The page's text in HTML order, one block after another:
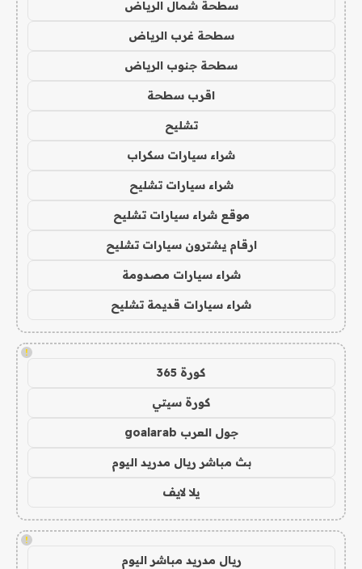
سطحة شمال الرياض
سطحة غرب الرياض
سطحة جنوب الرياض
اقرب سطحة
تشليح
شراء سيارات سكراب
شراء سيارات تشليح
موقع شراء سيارات تشليح
ارقام يشترون سيارات تشليح
شراء سيارات مصدومة
شراء سيارات قديمة تشليح
!
كورة 365
كورة سيتي
جول العرب goalarab
بث مباشر ريال مدريد اليوم
يلا لايف
!
ريال مدريد مباشر اليوم